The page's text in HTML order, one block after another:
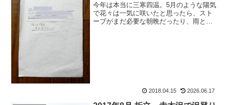
今年は本当に三寒四温。5月のような陽気
で花々は一気に咲いたと思ったら、スト
ーブがまだ必要な朝晩だったり、雨と風
2018.04.15 2026.06.17